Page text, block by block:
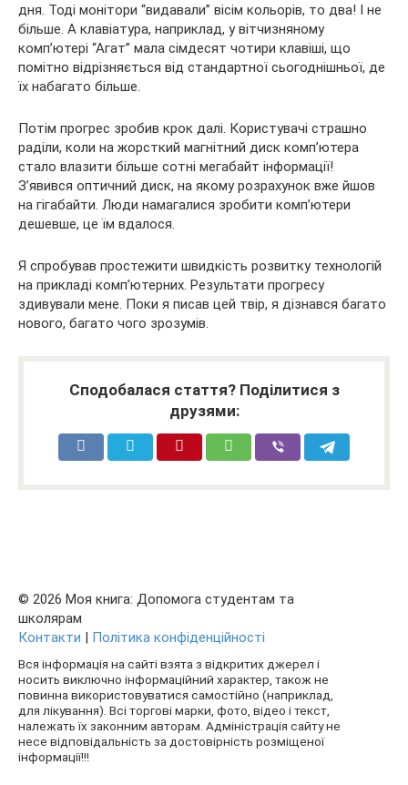
дня. Тоді монітори “видавали” вісім кольорів, то два! І не
більше. А клавіатура, наприклад, у вітчизняному
комп’ютері “Агат” мала сімдесят чотири клавіші, що
помітно відрізняється від стандартної сьогоднішньої, де
їх набагато більше.
Потім прогрес зробив крок далі. Користувачі страшно
раділи, коли на жорсткий магнітний диск комп’ютера
стало влазити більше сотні мегабайт інформації!
З’явився оптичний диск, на якому розрахунок вже йшов
на гігабайти. Люди намагалися зробити комп’ютери
дешевше, це їм вдалося.
Я спробував простежити швидкість розвитку технологій
на прикладі комп’ютерних. Результати прогресу
здивували мене. Поки я писав цей твір, я дізнався багато
нового, багато чого зрозумів.
Сподобалася стаття? Поділитися з
друзями:
© 2026 Моя книга: Допомога студентам та
школярам
Контакти | Політика конфіденційності
Вся інформація на сайті взята з відкритих джерел і
носить виключно інформаційний характер, також не
повинна використовуватися самостійно (наприклад,
для лікування). Всі торгові марки, фото, відео і текст,
належать їх законним авторам. Адміністрація сайту не
несе відповідальність за достовірність розміщеної
інформації!!!